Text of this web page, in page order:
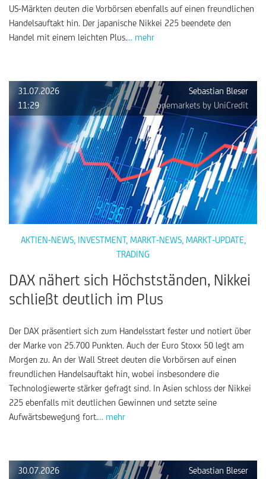
US-Märkten deuten die Vorbörsen ebenfalls auf einen freundlichen
Handelsauftakt hin. Der japanische Nikkei 225 beendete den
Handel mit einem leichten Plus.... mehr
31.07.2026
Sebastian Bleser
11:29
onemarkets by UniCredit
AKTIEN-NEWS, INVESTMENT, MARKT-NEWS, MARKT-UPDATE
TRADING
DAX nähert sich Höchstständen, Nikkei
schließt deutlich im Plus
Der DAX präsentiert sich zum Handelsstart fester und notiert über
der Marke von 25.700 Punkten. Auch der Euro Stoxx 50 legt am
Morgen zu. An der Wall Street deuten die Vorbörsen auf einen
freundlichen Handelsauftakt hin, wobei insbesondere die
Technologiewerte stärker gefragt sind. In Asien schloss der Nikkei
225 ebenfalls mit deutlichen Gewinnen und setzte seine
Aufwärtsbewegung fort.... mehr
30.07.2026
Sebastian Bleser